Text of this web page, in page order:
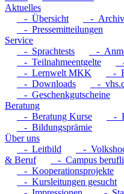
Aktuelles
- Übersicht
- Archiv
- Pressemitteilungen
Service
- Sprachtests
-
- Teilnahmeentgelte
- Lernwelt MKK
-
- Downloads
-
- Geschenkgutscheine
Beratung
- Beratung Kurse
-
- Bildungsprämie
Über uns
- Leitbild
-
& Beruf
- Campus
- Kooperationsprojekte
- Kursleitungen gesucht